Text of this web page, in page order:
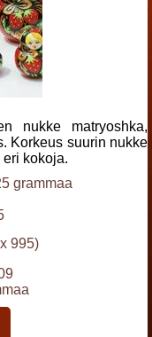
nukke matryoshka,
Korkeus suurin nukke
kokoja.
grammaa
995)